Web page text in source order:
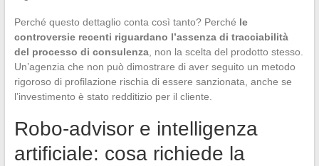
Perché questo dettaglio conta così tanto? Perché le
controversie recenti riguardano l’assenza di tracciabilità
del processo di consulenza, non la scelta del prodotto stesso.
Un’agenzia che non può dimostrare di aver seguito un metodo
rigoroso di profilazione rischia di essere sanzionata, anche se
l’investimento è stato redditizio per il cliente.
Robo-advisor e intelligenza
artificiale: cosa richiede la